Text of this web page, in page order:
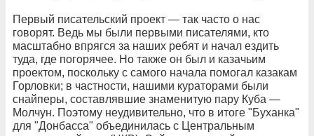
Первый писательский проект — так часто о нас
говорят. Ведь мы были первыми писателями, кто
масштабно впрягся за наших ребят и начал ездить
туда, где погорячее. Но также он был и казачьим
проектом, поскольку с самого начала помогал казакам
Горловки; в частности, нашими кураторами были
снайперы, составлявшие знаменитую пару Куба —
Молчун. Поэтому неудивительно, что в итоге "Буханка"
для "Донбасса" объединилась с Центральным